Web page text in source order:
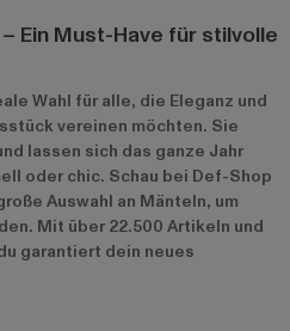
Ein Must-Have für stilvolle
Wahl für alle, die Eleganz und
vereinen möchten. Sie
lassen sich das ganze Jahr
oder chic. Schau bei Def-Shop
Auswahl an Mänteln, um
Mit über 22.500 Artikeln und
garantiert dein neues